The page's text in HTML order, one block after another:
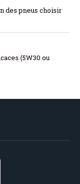
des pneus choisir
(5W30 ou